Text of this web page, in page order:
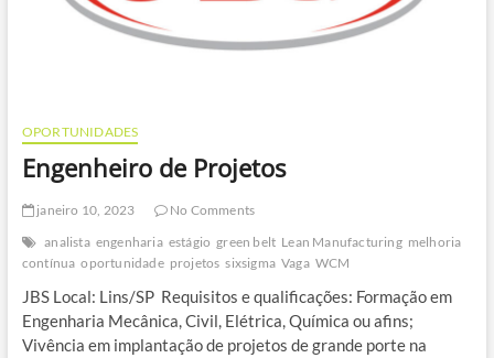
OPORTUNIDADES
Engenheiro de Projetos
janeiro 10, 2023
No Comments
analista engenharia estágio green belt Lean Manufacturing melhoria
contínua oportunidade projetos sixsigma Vaga WCM
JBS Local: Lins/SP Requisitos e qualificações: Formação em
Engenharia Mecânica, Civil, Elétrica, Química ou afins;
Vivência em implantação de projetos de grande porte na